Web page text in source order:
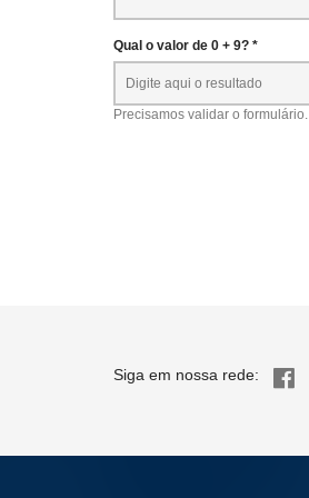
Qual o valor de 0 + 9? *
Precisamos validar o formulário.
Siga em nossa rede: